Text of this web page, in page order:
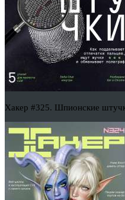
Хакер #325. Шпионские